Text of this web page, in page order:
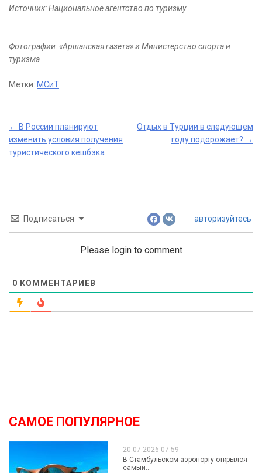
Источник: Национальное агентство по туризму
Фотографии: «Аршанская газета» и Министерство спорта и
туризма
Метки: МСиТ
Post
navigation
← В России планируют
изменить условия получения
туристического кешбэка
Отдых в Турции в следующем
году подорожает? →
Подписаться авторизуйтесь
Please login to comment
0 КОММЕНТАРИЕВ
САМОЕ ПОПУЛЯРНОЕ
20.07.2026 07:59
В Стамбульском аэропорту открылся
самый...